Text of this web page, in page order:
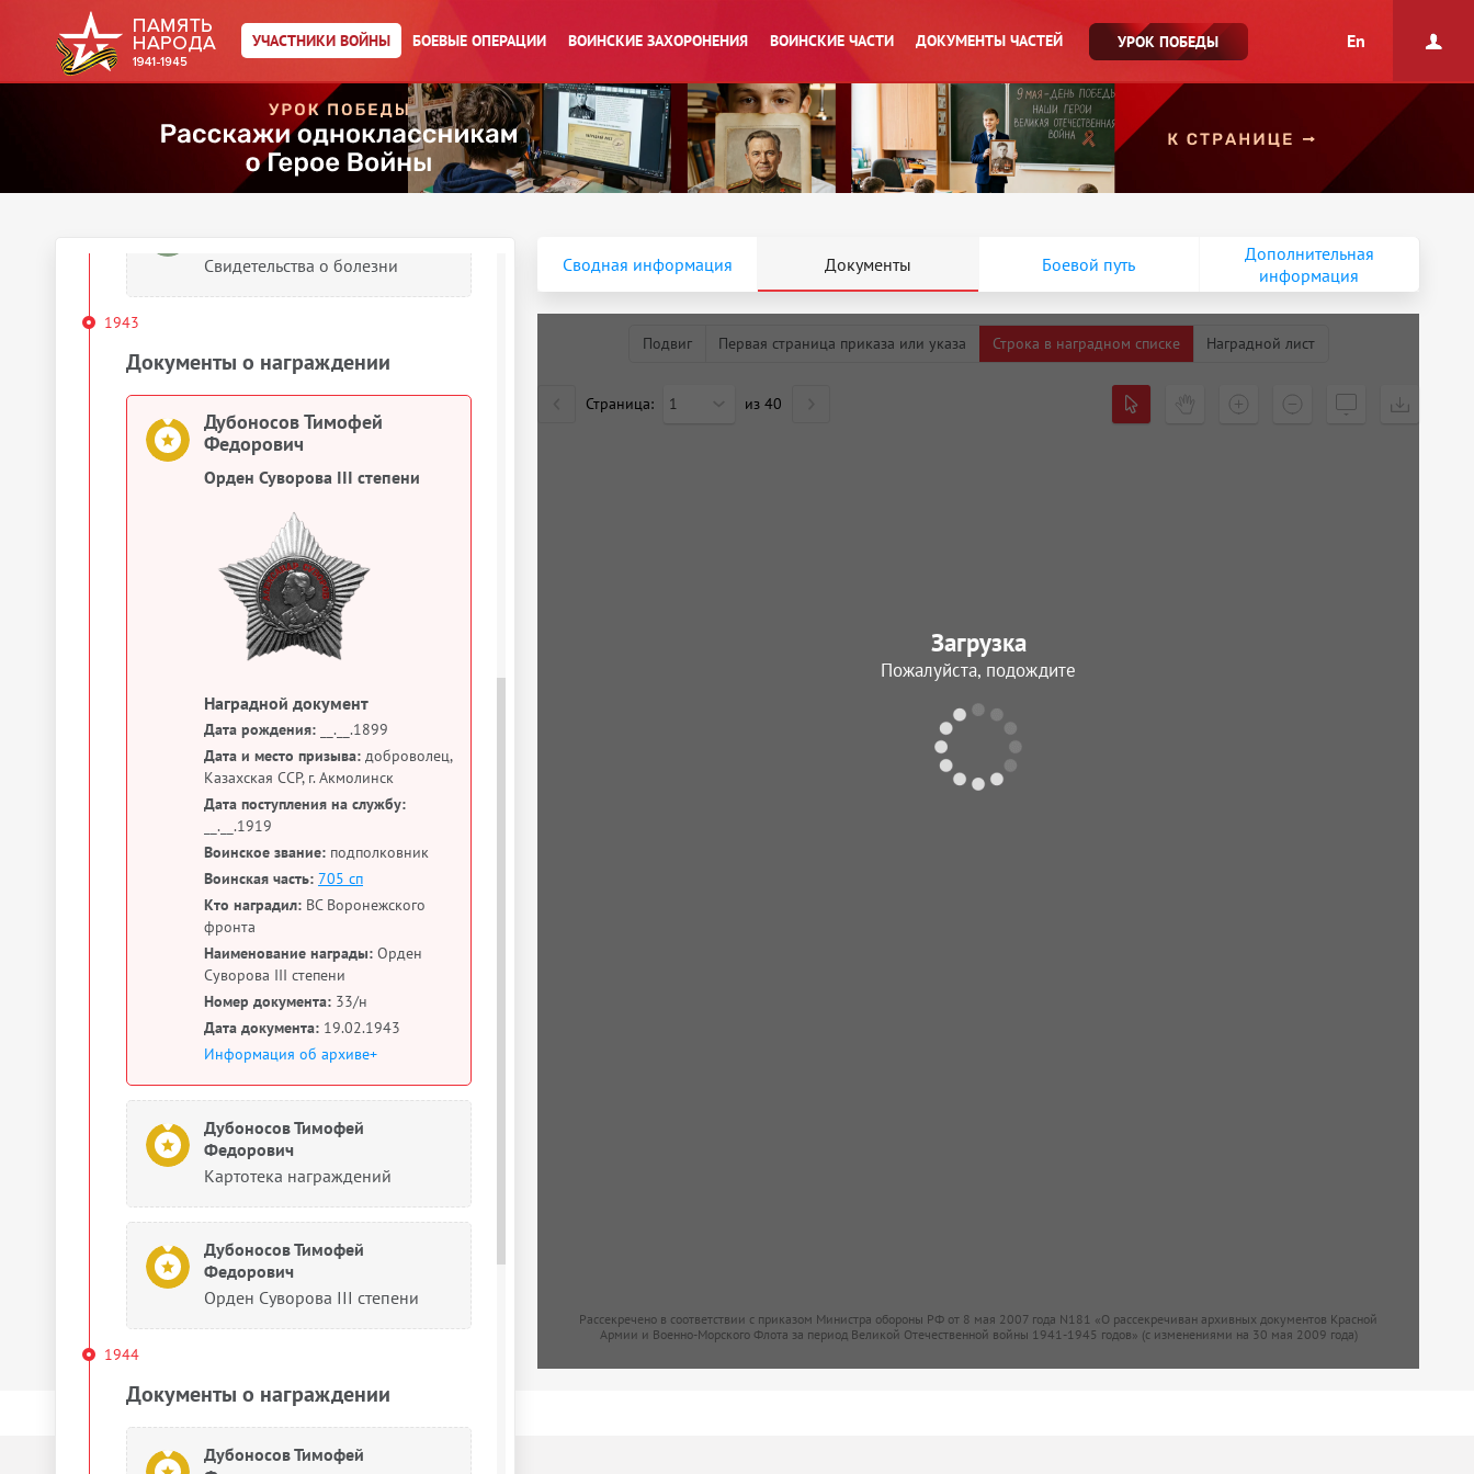
УЧАСТНИКИ ВОЙНЫ БОЕВЫЕ ОПЕРАЦИИ ВОИНСКИЕ ЗАХОРОНЕНИЯ ВОИНСКИЕ ЧАСТИ ДОКУМЕНТЫ ЧАСТЕЙ УРОК ПОБЕДЫ En
Федорович
Документ, уточняющий потери
Сведения о личном составе
Свидетельства о болезни
1943
Документы о награждении
Дубоносов Тимофей
Федорович
Орден Суворова III степени
Наградной документ
Дата рождения: __.__.1899
Дата и место призыва: доброволец,
Казахская ССР, г. Акмолинск
Дата поступления на службу:
__.__.1919
Воинское звание: подполковник
Воинская часть: 705 сп
Кто наградил: ВС Воронежского
фронта
Наименование награды: Орден
Суворова III степени
Номер документа: 33/н
Дата документа: 19.02.1943
Информация об архиве+
Дубоносов Тимофей
Федорович
Картотека награждений
Дубоносов Тимофей
Федорович
Орден Суворова III степени
1944
Документы о награждении
Дубоносов Тимофей
Сводная информация Документы Боевой путь
Дополнительная
информация
Подвиг Первая страница приказа или указа Строка в наградном списке Наградной лист
Страница: 1 из 40
Рассекречено в соответствии с приказом Министра обороны РФ от 8 мая 2007 года N181 «О рассекречиван архивных документов Красной
Армии и Военно-Морского Флота за период Великой Отечественной войны 1941-1945 годов» (с изменениями на 30 мая 2009 года)
Загрузка
Пожалуйста, подождите